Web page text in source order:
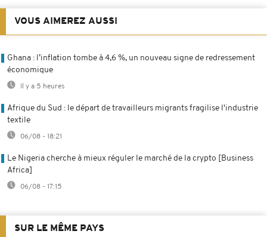
VOUS AIMEREZ AUSSI
Ghana : l’inflation tombe à 4,6 %, un nouveau signe de redressement
économique
Il y a 5 heures
Afrique du Sud : le départ de travailleurs migrants fragilise l'industrie
textile
06/08 - 18:21
Le Nigeria cherche à mieux réguler le marché de la crypto [Business
Africa]
06/08 - 17:15
SUR LE MÊME PAYS